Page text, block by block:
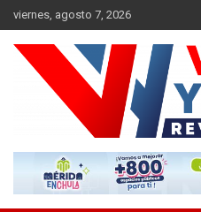
Saltar
al
contenido
viernes, agosto 7, 2026
Vector Yucatán